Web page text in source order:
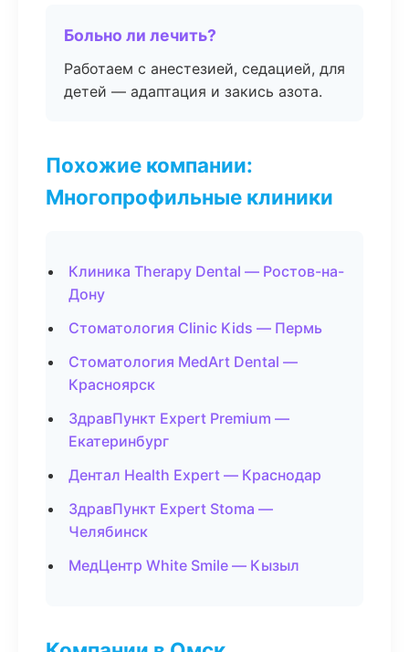
Больно ли лечить?
Работаем с анестезией, седацией, для
детей — адаптация и закись азота.
Похожие компании:
Многопрофильные клиники
Клиника Therapy Dental — Ростов-на-
Дону
Стоматология Clinic Kids — Пермь
Стоматология MedArt Dental —
Красноярск
ЗдравПункт Expert Premium —
Екатеринбург
Дентал Health Expert — Краснодар
ЗдравПункт Expert Stoma —
Челябинск
МедЦентр White Smile — Кызыл